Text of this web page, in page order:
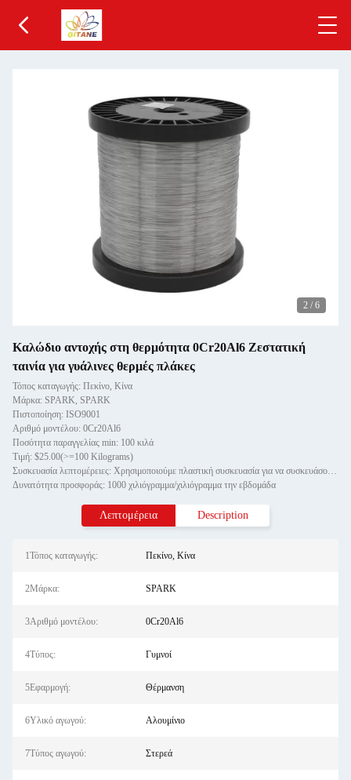
2 / 6
Καλώδιο αντοχής στη θερμότητα 0Cr20Al6 Ζεστατική
ταινία για γυάλινες θερμές πλάκες
Τόπος καταγωγής: Πεκίνο, Κίνα
Μάρκα: SPARK, SPARK
Πιστοποίηση: ISO9001
Αριθμό μοντέλου: 0Cr20Al6
Ποσότητα παραγγελίας min: 100 κιλά
Τιμή: $25.00(>=100 Kilograms)
Συσκευασία λεπτομέρειες: Χρησιμοποιούμε πλαστική συσκευασία για να συσκευάσουμε το καλώδιο άξονα, και η εξωτερική συσκευασία
Δυνατότητα προσφοράς: 1000 χιλιόγραμμα/χιλιόγραμμα την εβδομάδα
Λεπτομέρεια Description
1Τόπος καταγωγής: Πεκίνο, Κίνα
2Μάρκα: SPARK
3Αριθμό μοντέλου: 0Cr20Al6
4Τύπος: Γυμνοί
5Εφαρμογή: Θέρμανση
6Υλικό αγωγού: Αλουμίνιο
7Τύπος αγωγού: Στερεά